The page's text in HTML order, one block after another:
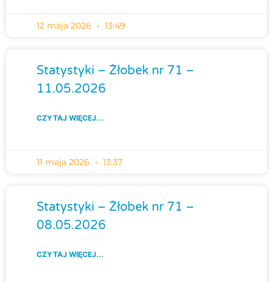
12 maja 2026 13:49
Statystyki – Żłobek nr 71 –
11.05.2026
CZYTAJ WIĘCEJ...
11 maja 2026 13:37
Statystyki – Żłobek nr 71 –
08.05.2026
CZYTAJ WIĘCEJ...